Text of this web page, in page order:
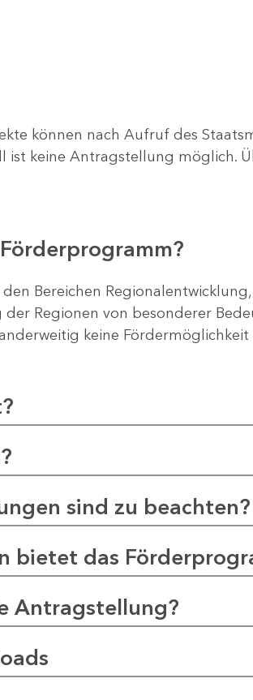
können nach Aufruf des
ist keine Antragstellung möglich.
den Bereichen
Regionen von besonderer
keine
sind zu beachten?
bietet das
Antragstellung?